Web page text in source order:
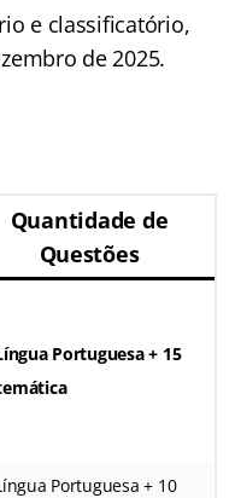
e classificatório,
de 2025.
Quantidade de
Questões
Portuguesa + 15
Portuguesa + 10